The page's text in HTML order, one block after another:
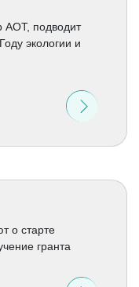
АОТ, подводит
экологии и
о старте
гранта